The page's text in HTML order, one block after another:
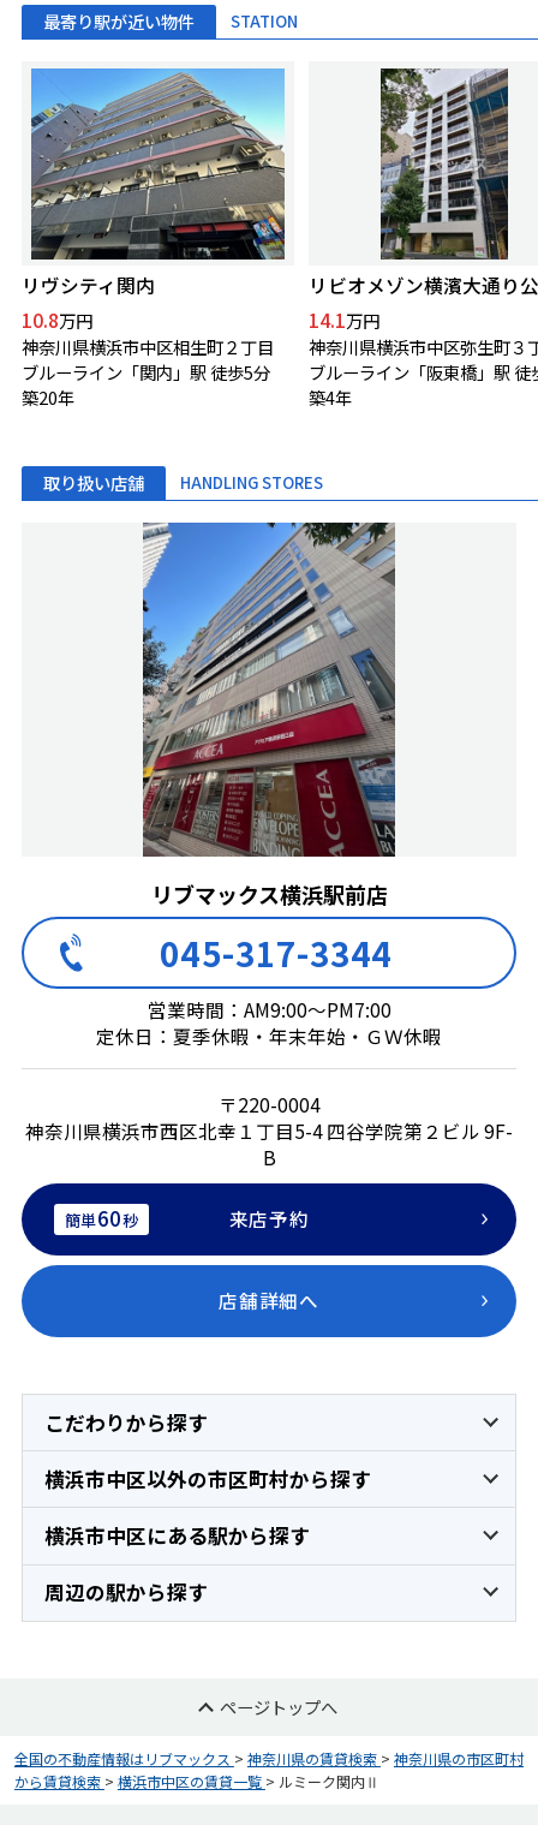
最寄り駅が近い物件 STATION
リヴシティ関内
10.8万円
神奈川県横浜市中区相生町２丁目
ブルーライン「関内」駅 徒歩5分
築20年
リビオメゾン横濱大通り
14.1万円
神奈川県横浜市中区弥生町３
ブルーライン「阪東橋」駅 徒
築4年
取り扱い店舗 HANDLING STORES
リブマックス横浜駅前店
045-317-3344
営業時間：AM9:00～PM7:00
定休日：夏季休暇・年末年始・ＧＷ休暇
〒220-0004
神奈川県横浜市西区北幸１丁目5-4 四谷学院第２ビル 9F-
B
簡単60秒 来店予約
店舗詳細へ
こだわりから探す
横浜市中区以外の市区町村から探す
横浜市中区にある駅から探す
周辺の駅から探す
ページトップへ
全国の不動産情報はリブマックス > 神奈川県の賃貸検索 > 神奈川県の市区町村
から賃貸検索 > 横浜市中区の賃貸一覧 > ルミーク関内Ⅱ